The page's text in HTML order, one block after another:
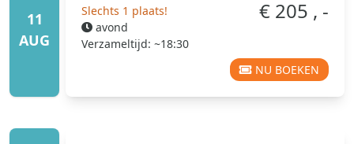
11
AUG
Slechts 1 plaats!
avond
Verzameltijd: ~18:30
€ 205 , -
NU BOEKEN